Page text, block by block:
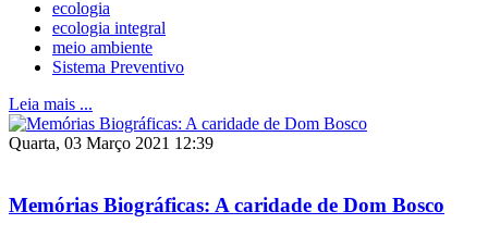
ecologia
ecologia integral
meio ambiente
Sistema Preventivo
Leia mais ...
Quarta, 03 Março 2021 12:39
Memórias Biográficas: A caridade de Dom Bosco